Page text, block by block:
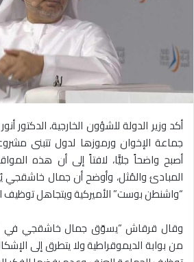
أكد وزير الدولة للشؤون الخارجية، الدكتور
جماعة الإخوان ورموزها لدول تتبنى
أصبح واضحاً جليًّا، لافتاً إلى أن هذه
المبادئ والمُثل، وأوضح أن جمال
“واشنطن بوست” الأميركية ويتجاهل توظيف
وقال قرقاش “يسوّق جمال خاشقجي في
من بوابة الديموقراطية ولا يتطرق إلى